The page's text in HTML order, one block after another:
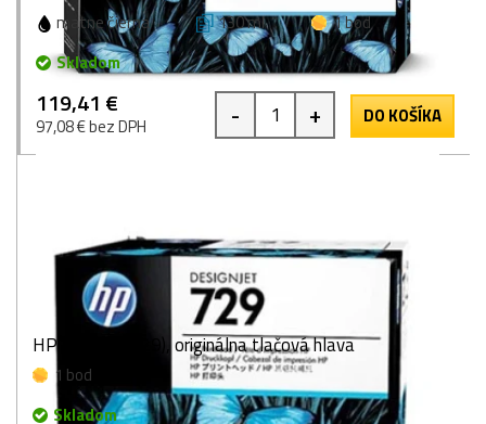
matne čierna 130 ml
1 bod
Skladom
119,41 €
97,08 € bez DPH - + DO KOŠÍKA
HP F9J81A (729), originálna tlačová hlava
1 bod
Skladom